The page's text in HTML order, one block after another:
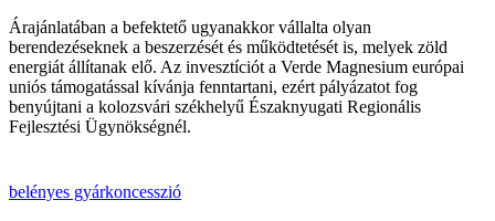
Árajánlatában a befektető ugyanakkor vállalta olyan
berendezéseknek a beszerzését és működtetését is, melyek zöld
energiát állítanak elő. Az invesztíciót a Verde Magnesium európai
uniós támogatással kívánja fenntartani, ezért pályázatot fog
benyújtani a kolozsvári székhelyű Északnyugati Regionális
Fejlesztési Ügynökségnél.
belényes gyárkoncesszió